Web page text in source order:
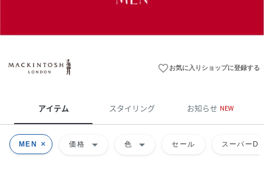
favorite_borderお気に入りショップに登録する
アイテム スタイリング お知らせ NEW
MEN 価格 arrow_drop_down 色 arrow_drop_down セール スーパー